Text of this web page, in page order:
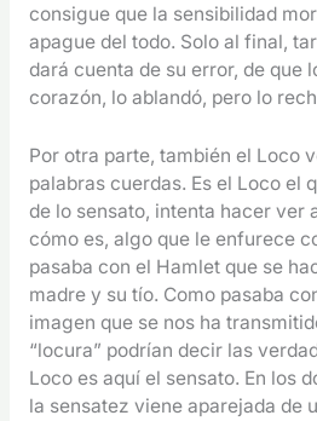
consigue que la sensibilidad
apague del todo. Solo al final,
dará cuenta de su error, de que
corazón, lo ablandó, pero lo
Por otra parte, también el Loco
palabras cuerdas. Es el Loco el
de lo sensato, intenta hacer ver
cómo es, algo que le enfurece
pasaba con el Hamlet que se
madre y su tío. Como pasaba
imagen que se nos ha
“locura” podrían decir las
Loco es aquí el sensato. En los
la sensatez viene aparejada de